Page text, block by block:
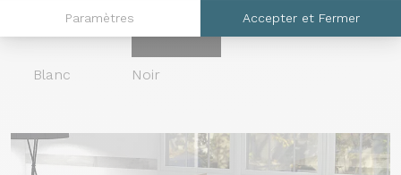
Paramètres Accepter et Fermer
Blanc Noir